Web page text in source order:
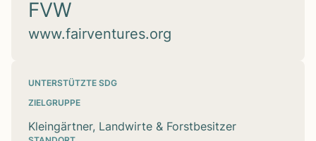
FVW
www.fairventures.org
UNTERSTÜTZTE SDG
ZIELGRUPPE
Kleingärtner, Landwirte & Forstbesitzer